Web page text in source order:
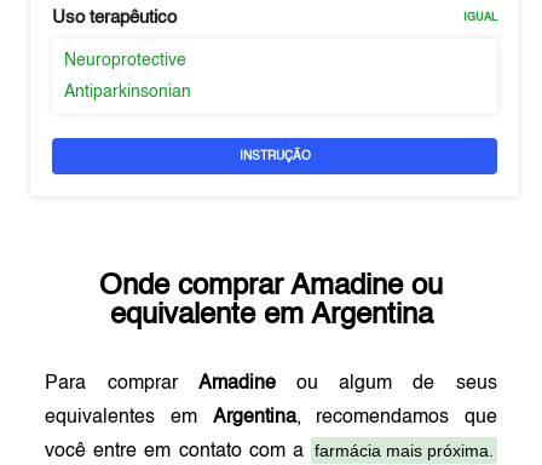
Uso terapêutico IGUAL
Neuroprotective
Antiparkinsonian
INSTRUÇÃO
Onde comprar Amadineou
equivalente em Argentina
Para comprar Amadineou algum de seus
equivalentes em Argentina, recomendamos que
você entre em contato com a farmácia mais próxima.